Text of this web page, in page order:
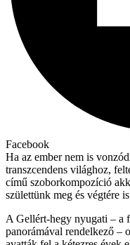
Facebook
Ha az ember nem is
transzcendens világhoz,
című szoborkompozíció
születtünk meg és végtére
A Gellért-hegy nyugati – a
panorámával rendelkező –